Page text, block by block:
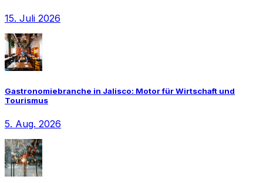
15. Juli 2026
Gastronomiebranche in Jalisco: Motor für Wirtschaft und
Tourismus
5. Aug. 2026